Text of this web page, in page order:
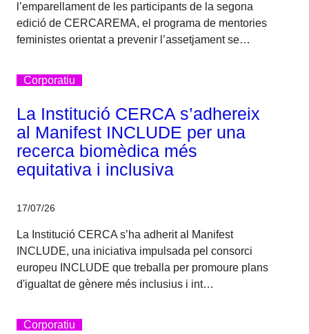
l’emparellament de les participants de la segona
edició de CERCAREMA, el programa de mentories
feministes orientat a prevenir l’assetjament se…
Corporatiu
La Institució CERCA s’adhereix
al Manifest INCLUDE per una
recerca biomèdica més
equitativa i inclusiva
17/07/26
La Institució CERCA s’ha adherit al Manifest
INCLUDE, una iniciativa impulsada pel consorci
europeu INCLUDE que treballa per promoure plans
d'igualtat de gènere més inclusius i int…
Corporatiu